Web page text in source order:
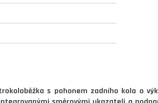
s pohonem zadního kola o